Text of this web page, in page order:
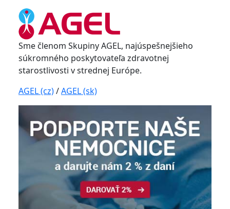
Sme členom Skupiny AGEL, najúspešnejšieho
súkromného poskytovateľa zdravotnej
starostlivosti v strednej Európe.
AGEL (cz)/AGEL (sk)